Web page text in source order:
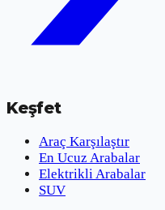
Keşfet
Araç Karşılaştır
En Ucuz Arabalar
Elektrikli Arabalar
SUV